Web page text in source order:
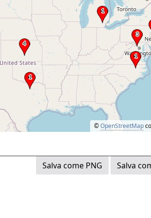
©OpenStreetMap
Salva come PNG Salva